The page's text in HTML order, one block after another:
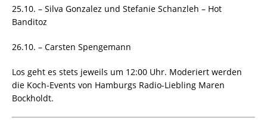
25.10. – Silva Gonzalez und Stefanie Schanzleh – Hot
Banditoz
26.10. – Carsten Spengemann
Los geht es stets jeweils um 12:00 Uhr. Moderiert werden
die Koch-Events von Hamburgs Radio-Liebling Maren
Bockholdt.